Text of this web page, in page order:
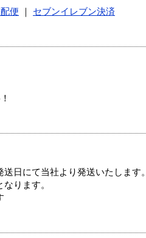
便
セブンイレブン決済
日にて当社より発送いたします。
ります。